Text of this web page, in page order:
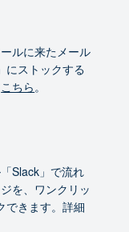
ルに来たメール
にストックする
こちら。
Slack」で流れ
を、ワンクリッ
できます。詳細